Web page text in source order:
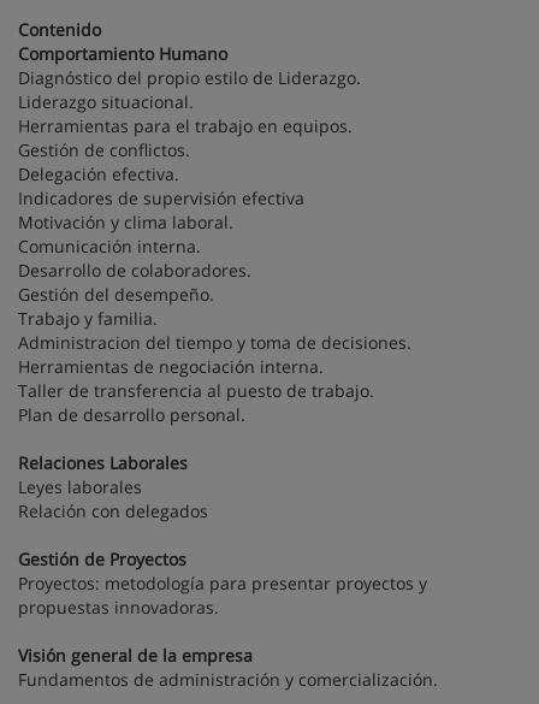
Contenido
Comportamiento Humano
Diagnóstico del propio estilo de Liderazgo.
Liderazgo situacional.
Herramientas para el trabajo en equipos.
Gestión de conflictos.
Delegación efectiva.
Indicadores de supervisión efectiva
Motivación y clima laboral.
Comunicación interna.
Desarrollo de colaboradores.
Gestión del desempeño.
Trabajo y familia.
Administracion del tiempo y toma de decisiones.
Herramientas de negociación interna.
Taller de transferencia al puesto de trabajo.
Plan de desarrollo personal.
Relaciones Laborales
Leyes laborales
Relación con delegados
Gestión de Proyectos
Proyectos: metodología para presentar proyectos y
propuestas innovadoras.
Visión general de la empresa
Fundamentos de administración y comercialización.